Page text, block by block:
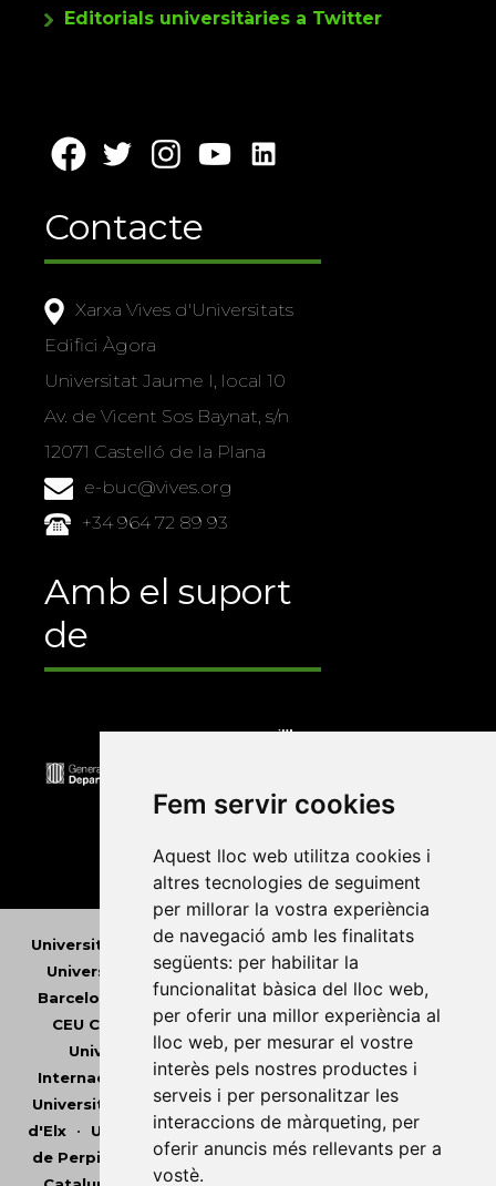
Fem servir cookies
Aquest lloc web utilitza cookies i
altres tecnologies de seguiment
per millorar la vostra experiència
de navegació amb les finalitats
següents: per habilitar la
funcionalitat bàsica del lloc web,
per oferir una millor experiència al
lloc web, per mesurar el vostre
interès pels nostres productes i
serveis i per personalitzar les
interaccions de màrqueting, per
oferir anuncis més rellevants per a
vostè.
Editorials universitàries a Twitter
Contacte
Xarxa Vives d'Universitats
Edifici Àgora
Universitat Jaume I, local 10
Av. de Vicent Sos Baynat, s/n
12071 Castelló de la Plana
e-buc@vives.org
+34 964 72 89 93
Amb el suport
de
Universitat Abat Oliba CEU•Universitat d'Alacant
Universitat d'Andorra•Universitat Autònoma de
Barcelona
Universitat de Barcelona•Universitat
CEU Cardenal Herrera•Universitat de Girona •
Universitat de les Illes Balears• Universitat
Internacional de Catalunya•Universitat Jaume I
Universitat de Lleida• Universitat Miguel Hernández
d'Elx• Universitat Oberta de Catalunya•Universitat
de Perpinyà Via Domitia•Universitat Politècnica de